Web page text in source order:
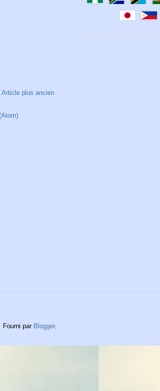
Article plus ancien
Fourni par Blogger.